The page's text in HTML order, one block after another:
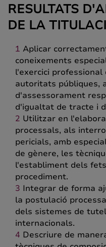
RESULTATS
DE LA
Aplicar
coneixements
l'exercici
autoritats públiques,
d'assessorament
d'igualtat de tracte i
Utilitzar en
processals, als
pericials, amb
de gènere, les
l'establiment dels
procediment.
Integrar de forma
la postulació
dels sistemes de
internacionals.
Descriure de